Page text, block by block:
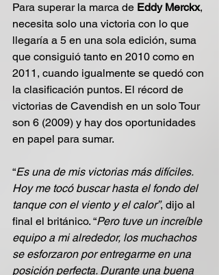
Para superar la marca de Eddy Merckx,
necesita solo una victoria con lo que
llegaría a 5 en una sola edición, suma
que consiguió tanto en 2010 como en
2011, cuando igualmente se quedó con
la clasificación puntos. El récord de
victorias de Cavendish en un solo Tour
son 6 (2009) y hay dos oportunidades
en papel para sumar.
“Es una de mis victorias más difíciles.
Hoy me tocó buscar hasta el fondo del
tanque con el viento y el calor”, dijo al
final el británico. “Pero tuve un increíble
equipo a mi alrededor, los muchachos
se esforzaron por entregarme en una
posición perfecta. Durante una buena